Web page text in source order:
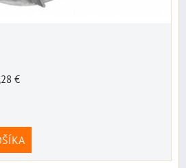
€